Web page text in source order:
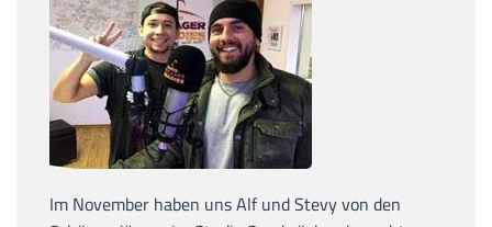
Im November haben uns Alf und Stevy von den